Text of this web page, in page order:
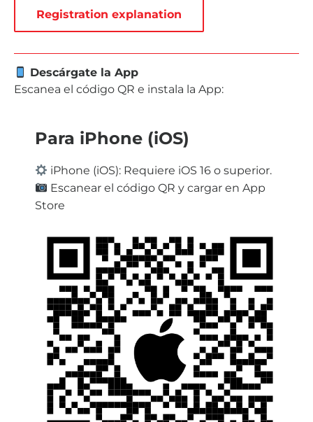
Registration explanation
Descárgate la App
Escanea el código QR e instala la App:
Para iPhone (iOS)
iPhone (iOS): Requiere iOS 16 o superior.
Escanear el código QR y cargar en App
Store